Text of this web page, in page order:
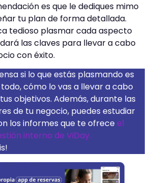
es que le dediques mimo
tu plan de forma detallada.
tedioso plasmar cada aspecto
las claves para llevar a cabo
con éxito.
si lo que estás plasmando es
cómo lo vas a llevar a cabo
objetivos. Además, durante las
de tu negocio, puedes estudiar
los informes que te ofrece el
interno de ViDay.